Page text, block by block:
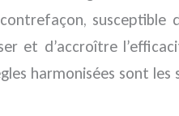
susceptible
et d’accroître
harmonisées sont les